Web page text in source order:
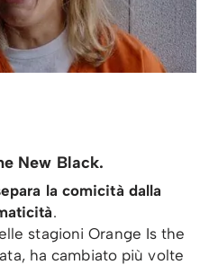
New Black.
la comicità dalla
.
stagioni Orange Is the
ha cambiato più volte